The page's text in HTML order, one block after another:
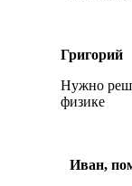
Григорий
Нужно
физике
Иван,